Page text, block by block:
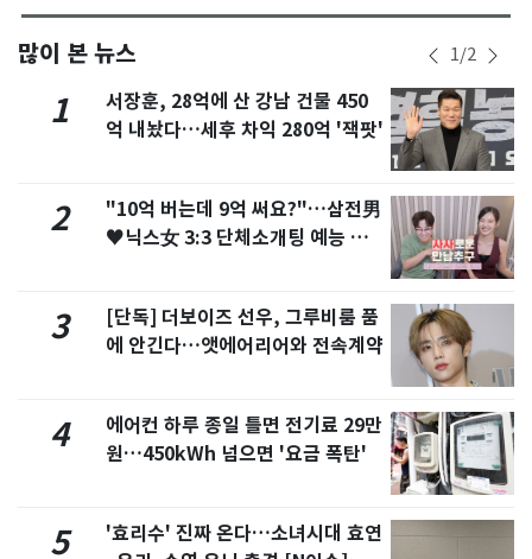
많이 본 뉴스 1/2
1
서장훈, 28억에 산 강남 건물 450
억 내놨다…세후 차익 280억 '잭팟'
2
"10억 버는데 9억 써요?"…삼전男
♥닉스女 3:3 단체소개팅 예능 화
3
[단독] 더보이즈 선우, 그루비룸 품
에 안긴다…앳에어리어와 전속계약
4
에어컨 하루 종일 틀면 전기료 29만
원…450kWh 넘으면 '요금 폭탄'
5
'효리수' 진짜 온다…소녀시대 효연